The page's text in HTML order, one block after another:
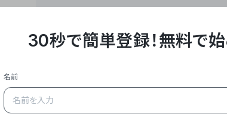
**Yoom株式会社は、ビジネスオートメ
API・RPA・OCRなどの技術をノーコ
作業やデスクワークを自動化するサー
- **主力プロダクト「Yoom」**: SaaS
メール対応、請求書処理、日報作成
30秒で簡単登録！無料で
名前